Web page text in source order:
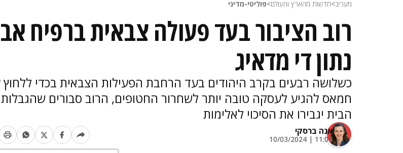
מעריב>חדשות מהארץ והעולם>פוליטי-מדיני
רוב הציבור בעד פעולה צבאית ברפיח
נתון די מדאיג
כשלושה רבעים בקרב היהודים בעד הרחבת הפעילות הצבאית בכדי ללחוץ
חמאס להגיע לעסקה טובה יותר לשחרור החטופים, הרוב סבורים
הבית יגבירו את הסיכוי לאלימות
אנה ברסקי
11:04 | 10/03/2024